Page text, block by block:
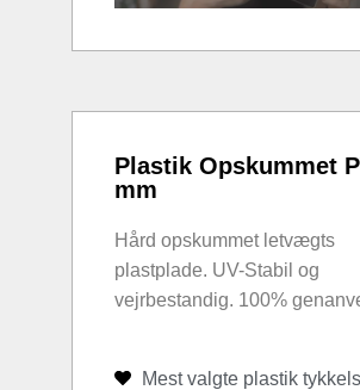
Plastik Opskummet
mm
Hård opskummet letvægts
plastplade. UV-Stabil og
vejrbestandig. 100%
Mest valgte plastik